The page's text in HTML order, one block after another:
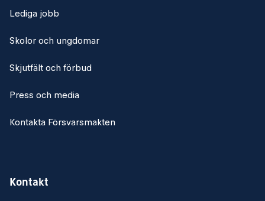
Lediga jobb
Skolor och ungdomar
Skjutfält och förbud
Press och media
Kontakta Försvarsmakten
Kontakt